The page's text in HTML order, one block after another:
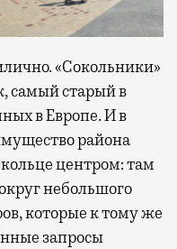
«Сокольники»
самый старый в
в Европе. И в
района
центром: там
небольшого
которые к тому же
запросы